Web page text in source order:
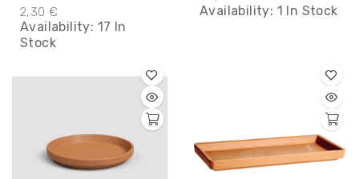
2,30 €
Availability: 17 In
Stock
Availability: 1 In Stock